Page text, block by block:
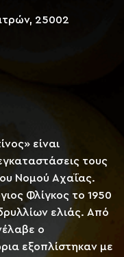
25002
είναι
τους
Νομού Αχαΐας.
Φλίγκος το 1950
ελιάς. Από
ο
εξοπλίστηκαν με